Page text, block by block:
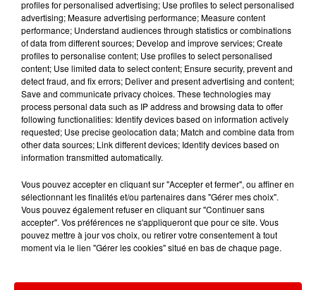
SINEAD O'CONNOR
Nothing Compares
2 U
ORIA
Soiree Mondaine
BRUNO MARS
On My Soul
profiles for personalised advertising; Use profiles to select personalised
advertising; Measure advertising performance; Measure content
performance; Understand audiences through statistics or combinations
of data from different sources; Develop and improve services; Create
profiles to personalise content; Use profiles to select personalised
content; Use limited data to select content; Ensure security, prevent and
detect fraud, and fix errors; Deliver and present advertising and content;
Save and communicate privacy choices. These technologies may
process personal data such as IP address and browsing data to offer
following functionalities: Identify devices based on information actively
requested; Use precise geolocation data; Match and combine data from
other data sources; Link different devices; Identify devices based on
information transmitted automatically.
Vous pouvez accepter en cliquant sur "Accepter et fermer", ou affiner en
sélectionnant les finalités et/ou partenaires dans "Gérer mes choix".
Vous pouvez également refuser en cliquant sur "Continuer sans
accepter". Vos préférences ne s'appliqueront que pour ce site. Vous
pouvez mettre à jour vos choix, ou retirer votre consentement à tout
moment via le lien "Gérer les cookies" situé en bas de chaque page.